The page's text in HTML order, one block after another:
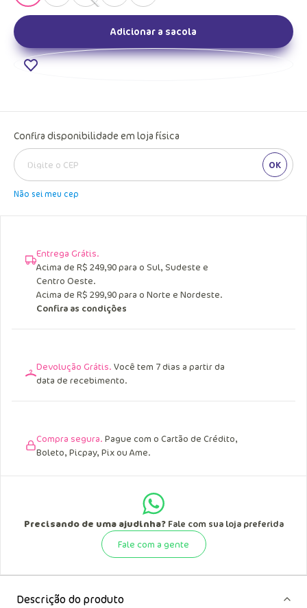
Adicionar a sacola
Confira disponibilidade em loja física
Entrega Grátis.
Acima de R$ 249,90 para o Sul, Sudeste e
Centro Oeste.
Precisando de uma ajudinha?Fale com sua loja preferida